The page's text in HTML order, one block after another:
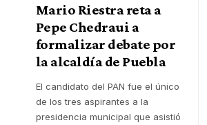
Mario Riestra reta a
Pepe Chedraui a
formalizar debate por
la alcaldía de Puebla
El candidato del PAN fue el único
de los tres aspirantes a la
presidencia municipal que asistió